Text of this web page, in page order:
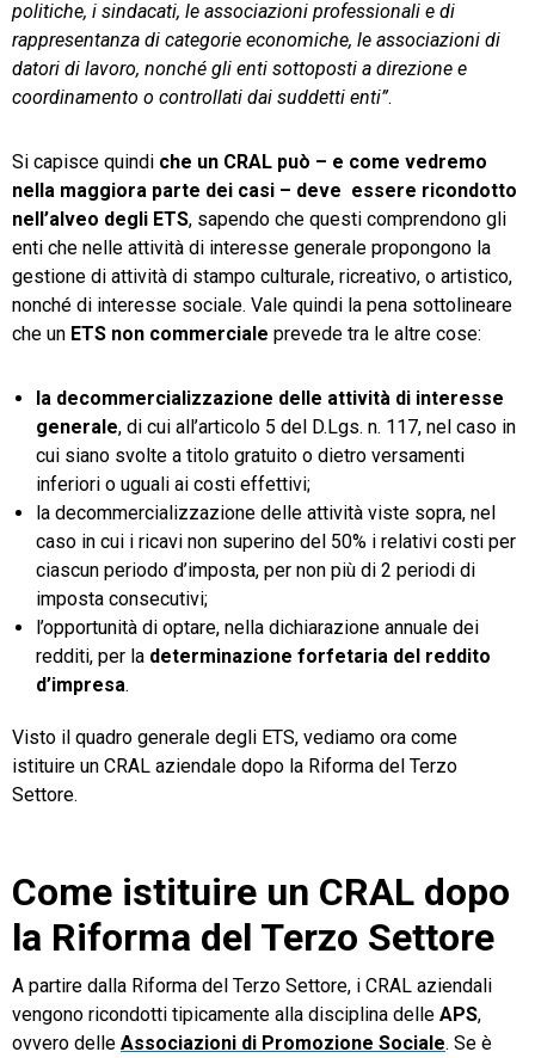
politiche, i sindacati, le associazioni professionali e di
rappresentanza di categorie economiche, le associazioni di
datori di lavoro, nonché gli enti sottoposti a direzione e
coordinamento o controllati dai suddetti enti”.
Si capisce quindi che un CRAL può – e come vedremo
nella maggiora parte dei casi – deve essere ricondotto
nell’alveo degli ETS, sapendo che questi comprendono gli
enti che nelle attività di interesse generale propongono la
gestione di attività di stampo culturale, ricreativo, o artistico,
nonché di interesse sociale. Vale quindi la pena sottolineare
che un ETS non commerciale prevede tra le altre cose:
la decommercializzazione delle attività di interesse
generale, di cui all’articolo 5 del D.Lgs. n. 117, nel caso in
cui siano svolte a titolo gratuito o dietro versamenti
inferiori o uguali ai costi effettivi;
la decommercializzazione delle attività viste sopra, nel
caso in cui i ricavi non superino del 50% i relativi costi per
ciascun periodo d’imposta, per non più di 2 periodi di
imposta consecutivi;
l’opportunità di optare, nella dichiarazione annuale dei
redditi, per la determinazione forfetaria del reddito
d’impresa.
Visto il quadro generale degli ETS, vediamo ora come
istituire un CRAL aziendale dopo la Riforma del Terzo
Settore.
Come istituire un CRAL dopo
la Riforma del Terzo Settore
A partire dalla Riforma del Terzo Settore, i CRAL aziendali
vengono ricondotti tipicamente alla disciplina delle APS,
ovvero delle Associazioni di Promozione Sociale. Se è